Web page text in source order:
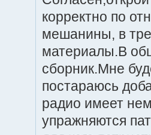
корректно по
мешанины, в
материалы.В
сборник.Мне
постараюсь
радио имеет
упражняются